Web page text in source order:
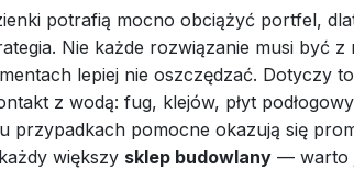
potrafią mocno obciążyć portfel,
Nie każde rozwiązanie musi być z
lepiej nie oszczędzać. Dotyczy
z wodą: fug, klejów, płyt
przypadkach pomocne okazują się
większy sklep budowlany — warto